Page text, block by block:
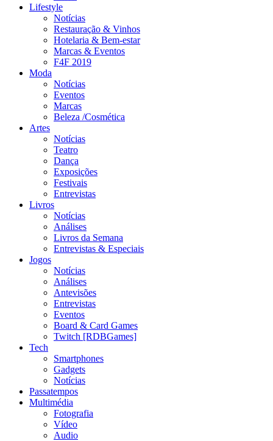
Lifestyle
Notícias
Restauração & Vinhos
Hotelaria & Bem-estar
Marcas & Eventos
F4F 2019
Moda
Notícias
Eventos
Marcas
Beleza /Cosmética
Artes
Notícias
Teatro
Dança
Exposições
Festivais
Entrevistas
Livros
Notícias
Análises
Livros da Semana
Entrevistas & Especiais
Jogos
Notícias
Análises
Antevisões
Entrevistas
Eventos
Board & Card Games
Twitch [RDBGames]
Tech
Smartphones
Gadgets
Notícias
Passatempos
Multimédia
Fotografia
Vídeo
Audio